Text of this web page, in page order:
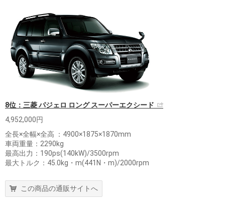
8位：三菱 パジェロ ロング スーパーエクシード
4,952,000円
全長×全幅×全高 ：4900×1875×1870mm
車両重量：2290kg
最高出力：190ps(140kW)/3500rpm
最大トルク：45.0kg・m(441N・m)/2000rpm
この商品の通販サイトへ